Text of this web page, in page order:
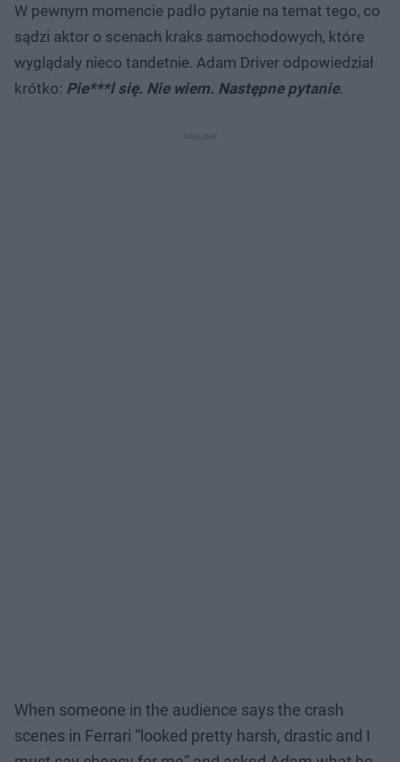
W pewnym momencie padło pytanie na temat tego, co
sądzi aktor o scenach kraks samochodowych, które
wyglądały nieco tandetnie. Adam Driver odpowiedział
krótko: Pie***l się. Nie wiem. Następne pytanie.
When someone in the audience says the crash
scenes in Ferrari “looked pretty harsh, drastic and I